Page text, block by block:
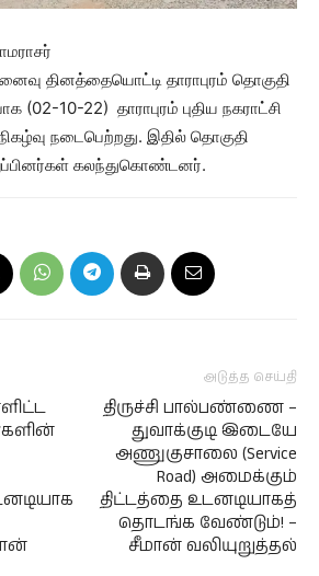
தினத்தையொட்டி தாராபுரம் தொகுதி
(02-10-22) தாராபுரம் புதிய நகராட்சி
நடைபெற்றது. இதில் தொகுதி
கலந்துகொண்டனர்.
அடுத்த செய்தி
திருச்சி பால்பண்ணை –
துவாக்குடி இடையே
அணுகுசாலை (Service
Road) அமைக்கும்
திட்டத்தை உடனடியாகத்
தொடங்க வேண்டும்! –
சீமான் வலியுறுத்தல்